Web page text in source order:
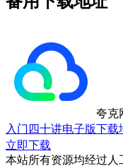
夸克
入门四十讲电子版下载
立即下载
本站所有资源均经过